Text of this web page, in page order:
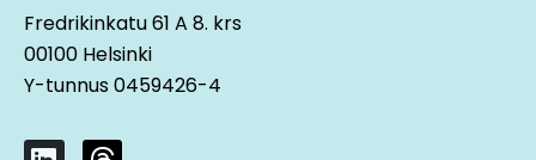
Fredrikinkatu 61 A 8. krs
00100 Helsinki
Y-tunnus 0459426-4